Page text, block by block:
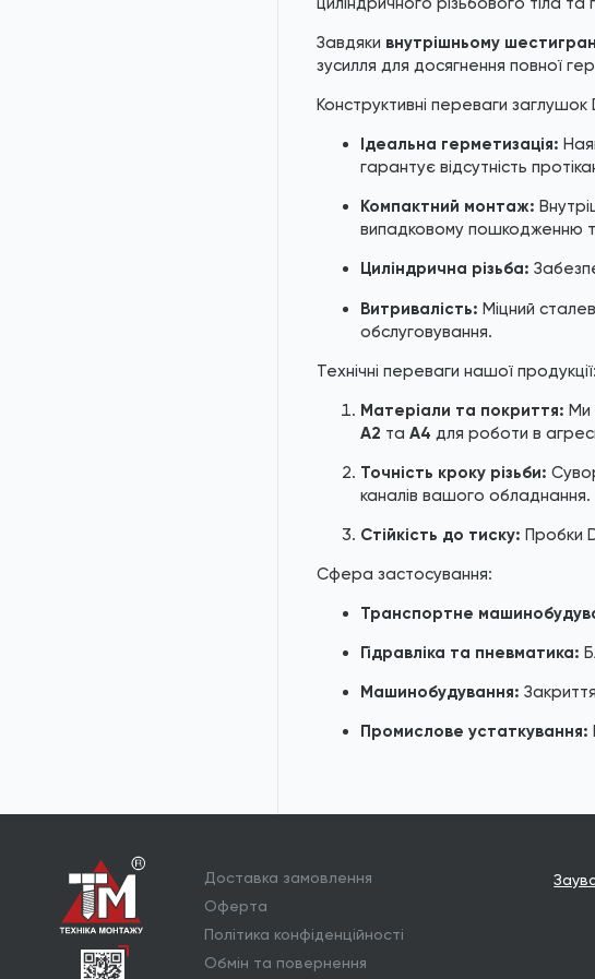
Завдяки внутрішньому
зусилля для досягнення повної
Конструктивні переваги заглушок
Ідеальна герметизація:
гарантує відсутність
Компактний монтаж:
випадковому пошкодженню
Циліндрична різьба:
Витривалість: Міцний
обслуговування.
Технічні переваги нашої продукції:
Матеріали та покриття: Ми
A2 та A4 для роботи в
Точність кроку різьби:
каналів вашого обладнання.
Стійкість до тиску: Пробки
Сфера застосування:
Транспортне
Гідравліка та пневматика:
Машинобудування:
Промислове устаткування:
Доставка замовлення
Оферта
Політика конфіденційності
Обмін та повернення